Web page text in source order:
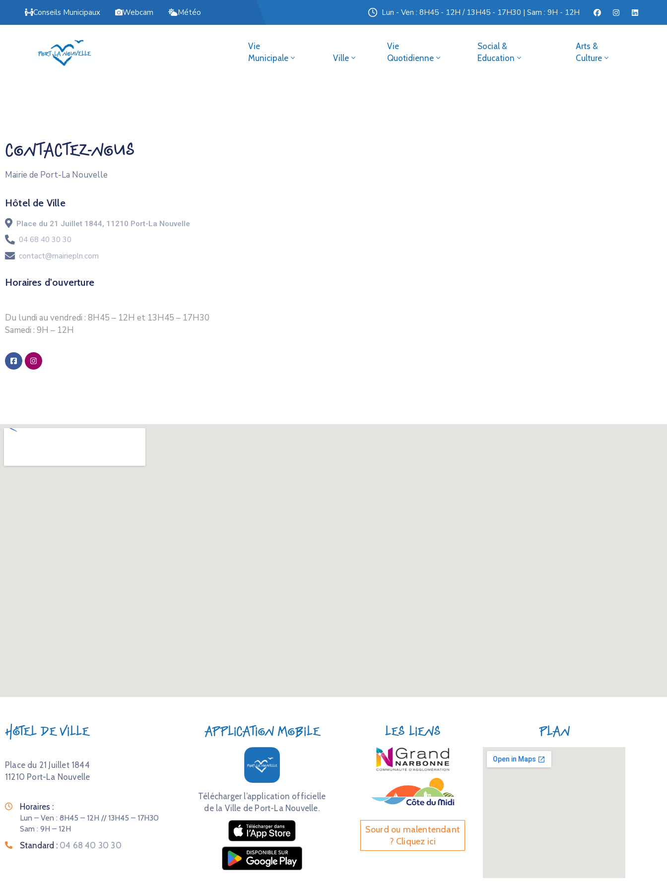
Conseils Municipaux Webcam Météo Lun - Ven : 8H45 - 12H / 13H45 - 17H30 | Sam : 9H - 12H
Vie
Municipale
Ville
Vie
Quotidienne
Social &
Education
Arts &
Culture
Contactez-nous
Mairie de Port-La Nouvelle
Hôtel de Ville
Place du 21 Juillet 1844, 11210 Port-La Nouvelle
04 68 40 30 30
contact@mairiepln.com
Horaires d'ouverture
Du lundi au vendredi : 8H45 – 12H et 13H45 – 17H30
Samedi : 9H – 12H
Hôtel de Ville
Place du 21 Juillet 1844
11210 Port-La Nouvelle
Horaires :
Lun – Ven : 8H45 – 12H // 13H45 – 17H30
Sam : 9H – 12H
Standard : 04 68 40 30 30
Application mobile
Télécharger l’application officielle
de la Ville de Port-La Nouvelle.
Les liens
Sourd ou malentendant
? Cliquez ici
Plan